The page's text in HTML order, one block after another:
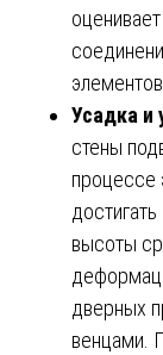
Усадка и
стены
процессе
высоты
дверных
венцами.